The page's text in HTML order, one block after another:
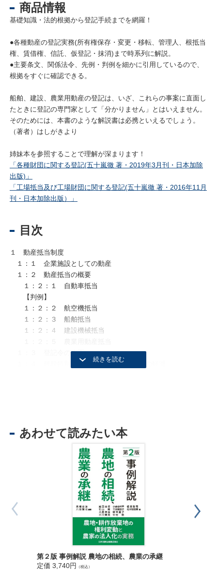
商品情報
基礎知識・法的根拠から登記手続までを網羅！
●各種動産の登記実務(所有権保存・変更・移転、管理人、根抵当
権、賃借権、信託、仮登記・抹消)まで時系列に解説。
●主要条文、関係法令、先例・判例を細かに引用しているので、
根拠をすぐに確認できる。
船舶、建設、農業用動産の登記は、いざ、これらの事案に直面し
たときに登記の専門家として「分かりません」とはいえません。
そのためには、本書のような解説書は必携といえるでしょう。
（著者）はしがきより
姉妹本を参照することで理解が深まります！
「各種財団に関する登記(五十嵐徹 著・2019年3月刊・日本加除
出版)」
「工場抵当及び工場財団に関する登記(五十嵐徹 著・2016年11月
刊・日本加除出版）」
目次
１ 動産抵当制度
１：１ 企業施設としての動産
１：２ 動産抵当の概要
１：２：１ 自動車抵当
【判例】
１：２：２ 航空機抵当
１：２：３ 船舶抵当
１：２：４ 建設機械抵当
１：３ 登記令の改正
１：４ 租税特別措置法による登録免許税の軽減
２ 船舶に関する登記
２：１ 総説
２：１：１ 船舶登記令の改正
２：１：２ 船登令改正の基本方針
２：１：３ 登録と登記
２：１：４ 登記をすることができる船舶
【参考：総トン数20 トン未満の船舶】
２：１：５ 登記をすることができる権利又は事項
２：１：６ 船舶先取特権の抵当権に対する優先
２：１：７ 登記船舶の質入禁止
２：１：９ 船籍港
2：1：9：1 船籍港の定め
あわせて読みたい本
第２版 事例解説 農地の相続、農業の承継
定価 3,740円
（税込）